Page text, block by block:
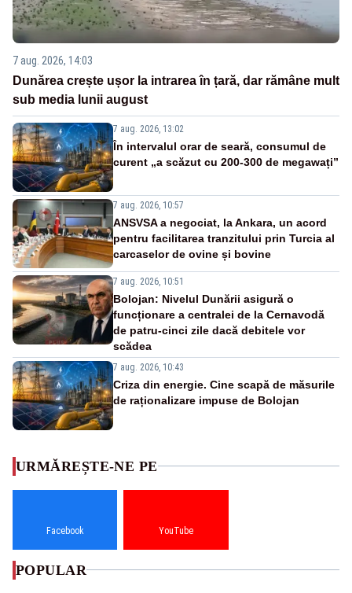
7 aug. 2026, 14:03
Dunărea crește ușor la intrarea în țară, dar rămâne mult
sub media lunii august
7 aug. 2026, 13:02
În intervalul orar de seară, consumul de
curent „a scăzut cu 200-300 de megawați”
7 aug. 2026, 10:57
ANSVSA a negociat, la Ankara, un acord
pentru facilitarea tranzitului prin Turcia al
carcaselor de ovine și bovine
7 aug. 2026, 10:51
Bolojan: Nivelul Dunării asigură o
funcționare a centralei de la Cernavodă
de patru-cinci zile dacă debitele vor
scădea
7 aug. 2026, 10:43
Criza din energie. Cine scapă de măsurile
de raționalizare impuse de Bolojan
URMĂREȘTE-NE PE
Facebook YouTube
POPULAR